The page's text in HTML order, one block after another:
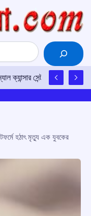
ক্যান্সার সেন্টারে উত্তর-
হঠাৎ মৃত্যু এক যুবকের